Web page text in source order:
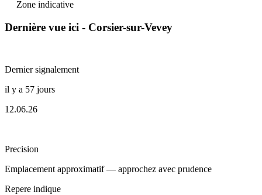
Zone indicative
Dernière vue ici - Corsier-sur-Vevey
Dernier signalement
il y a 57 jours
12.06.26
Precision
Emplacement approximatif — approchez avec prudence
Repere indique